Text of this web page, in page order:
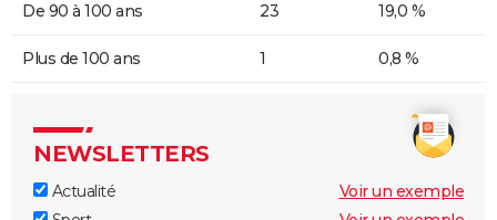
De 90 à 100 ans 23 19,0 %
Plus de 100 ans 1 0,8 %
NEWSLETTERS
Actualité
Voir un exemple